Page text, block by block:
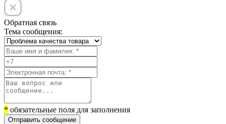
Обратная связь
Тема сообщения:
* обязательные поля для заполнения
Отправить сообщение